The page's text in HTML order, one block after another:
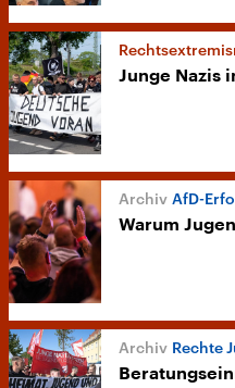
Junge Nazis
AfD-
Warum
Rechte